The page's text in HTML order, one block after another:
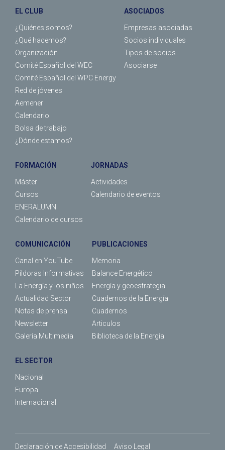
EL CLUB
¿Quiénes somos?
¿Qué hacemos?
Organización
Comité Español del WEC
Comité Español del WPC Energy
Red de jóvenes
Aemener
Calendario
Bolsa de trabajo
¿Dónde estamos?
ASOCIADOS
Empresas asociadas
Socios individuales
Tipos de socios
Asociarse
FORMACIÓN
Máster
Cursos
ENERALUMNI
Calendario de cursos
JORNADAS
Actividades
Calendario de eventos
COMUNICACIÓN
Canal en YouTube
Píldoras Informativas
La Energía y los niños
Actualidad Sector
Notas de prensa
Newsletter
Galería Multimedia
PUBLICACIONES
Memoria
Balance Energético
Energía y geoestrategia
Cuadernos de la Energía
Cuadernos
Articulos
Biblioteca de la Energía
EL SECTOR
Nacional
Europa
Internacional
Declaración de Accesibilidad Aviso Legal